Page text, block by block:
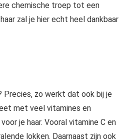
chemische troep tot een
zal je hier echt heel dankbaar
Precies, zo werkt dat ook bij je
met veel vitamines en
je haar. Vooral vitamine C en
lokken. Daarnaast zijn ook